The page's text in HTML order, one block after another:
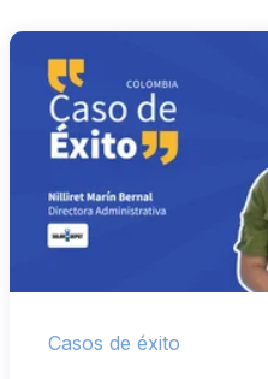
Casos de éxito